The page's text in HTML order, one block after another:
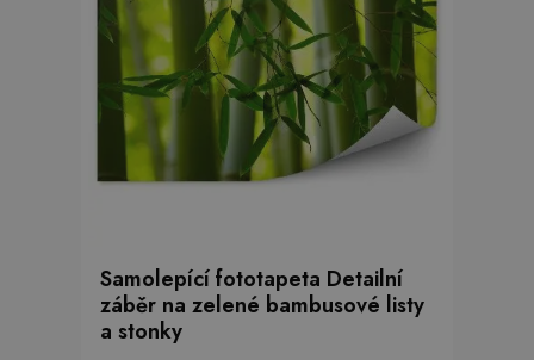
Samolepící fototapeta Detailní
záběr na zelené bambusové listy
a stonky